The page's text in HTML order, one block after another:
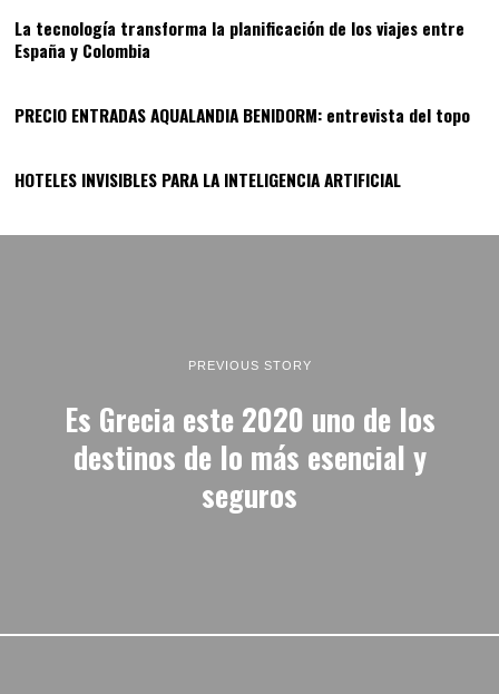
La tecnología transforma la planificación de los viajes entre
España y Colombia
PRECIO ENTRADAS AQUALANDIA BENIDORM: entrevista del topo
14
HOTELES INVISIBLES PARA LA INTELIGENCIA ARTIFICIAL
PREVIOUS STORY
Es Grecia este 2020 uno de los
destinos de lo más esencial y
seguros